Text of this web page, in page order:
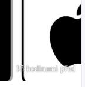
18 hodinami před